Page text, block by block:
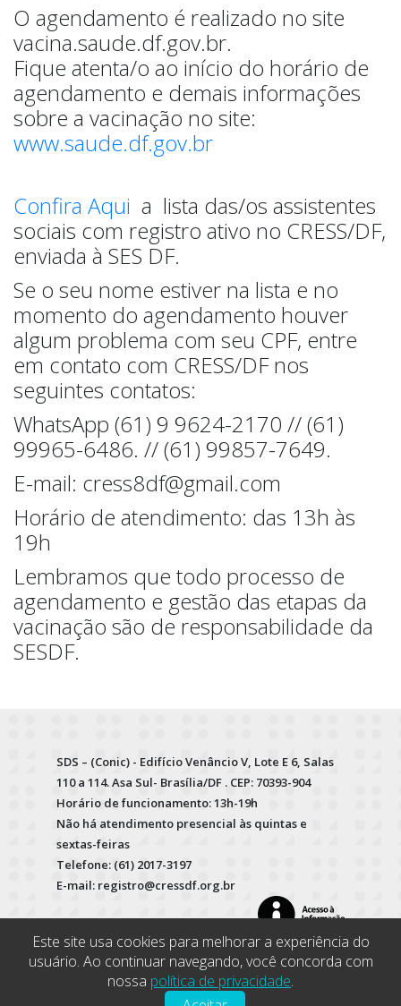
O agendamento é realizado no site
vacina.saude.df.gov.br.
Fique atenta/o ao início do horário de
agendamento e demais informações
sobre a vacinação no site:
www.saude.df.gov.br
Confira Aqui a lista das/os assistentes
sociais com registro ativo no CRESS/DF,
enviada à SES DF.
Se o seu nome estiver na lista e no
momento do agendamento houver
algum problema com seu CPF, entre
em contato com CRESS/DF nos
seguintes contatos:
WhatsApp (61) 9 9624-2170 // (61)
99965-6486. // (61) 99857-7649.
E-mail: cress8df@gmail.com
Horário de atendimento: das 13h às
19h
Lembramos que todo processo de
agendamento e gestão das etapas da
vacinação são de responsabilidade da
SESDF.
SDS – (Conic) - Edifício Venâncio V, Lote E 6, Salas
110 a 114. Asa Sul- Brasília/DF . CEP: 70393-904
Horário de funcionamento: 13h-19h
Não há atendimento presencial às quintas e
sextas-feiras
Telefone: (61) 2017-3197
E-mail: registro@cressdf.org.br
Este site usa cookies para melhorar a experiência do
usuário. Ao continuar navegando, você concorda com
nossa política de privacidade.